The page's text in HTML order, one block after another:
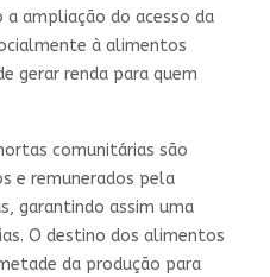
ampliação do acesso da
à alimentos
gerar renda para quem
comunitárias são
e remunerados pela
garantindo assim uma
O destino dos alimentos
da produção para